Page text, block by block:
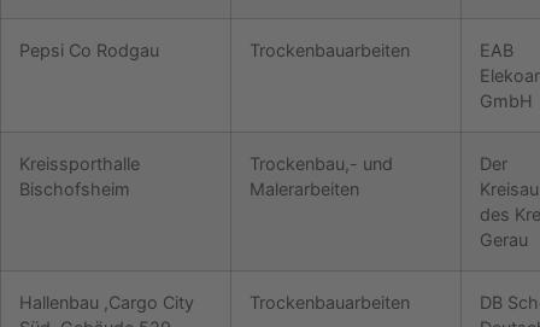
Pepsi Co Rodgau Trockenbauarbeiten
EAB
GmbH
Kreissporthalle
Bischofsheim
Trockenbau,- und
Malerarbeiten
Der
des
Gerau
Hallenbau ,Cargo City
Trockenbauarbeiten
DB